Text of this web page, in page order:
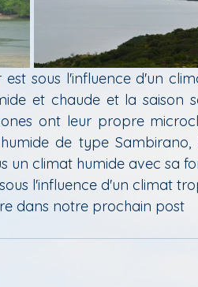
sous l'influence d'un
et chaude et la saison
ont leur propre
de type
un climat humide avec sa
l'influence d'un climat
dans notre prochain post